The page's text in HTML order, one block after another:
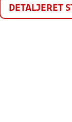
DETALJERET